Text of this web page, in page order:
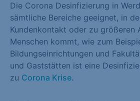
Die Corona Desinfizierung in
sämtliche Bereiche geeignet, in
Kundenkontakt oder zu größeren
Menschen kommt, wie zum
Bildungseinrichtungen und
und Gaststätten ist eine
zu Corona Krise.